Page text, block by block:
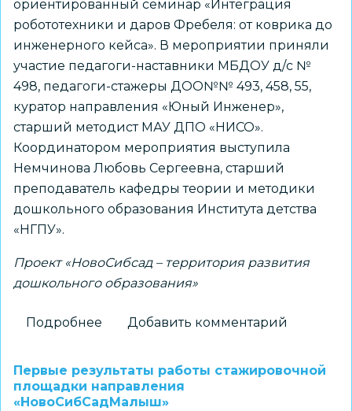
ориентированный семинар «Интеграция
робототехники и даров Фребеля: от коврика до
инженерного кейса». В мероприятии приняли
участие педагоги-наставники МБДОУ д/с №
498, педагоги-стажеры ДОО№№ 493, 458, 55,
куратор направления «Юный Инженер»,
старший методист МАУ ДПО «НИСО».
Координатором мероприятия выступила
Немчинова Любовь Сергеевна, старший
преподаватель кафедры теории и методики
дошкольного образования Института детства
«НГПУ».
Проект «НовоСибсад – территория развития
дошкольного образования»
Подробнее
робототехники
и
даров
Добавить комментарий
Первые результаты работы стажировочной
площадки направления
«НовоСибСадМалыш»